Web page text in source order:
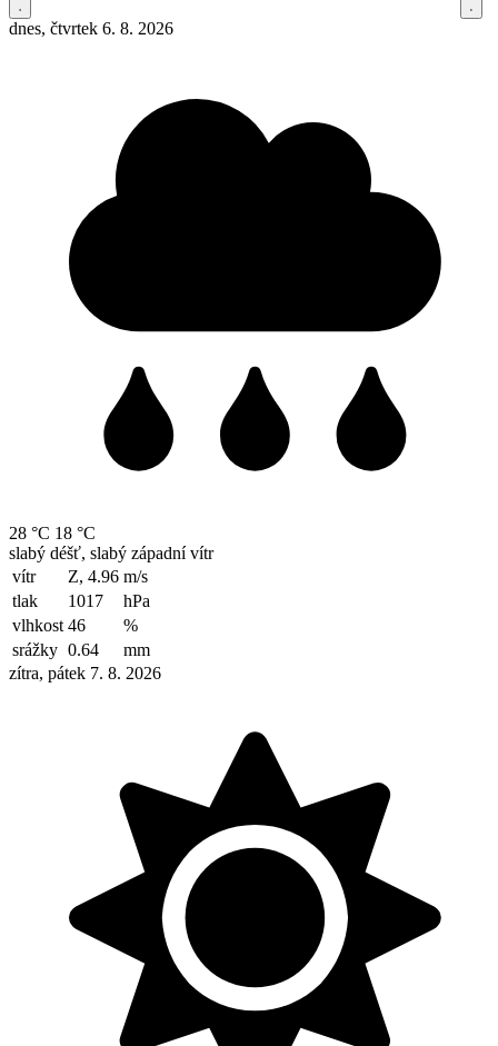
dnes, čtvrtek 6. 8. 2026
28 °C 18 °C
slabý déšť, slabý západní vítr
vítr
Z, 4.96 m/s
tlak
1017
hPa
vlhkost 46
%
srážky 0.64
mm
zítra, pátek 7. 8. 2026